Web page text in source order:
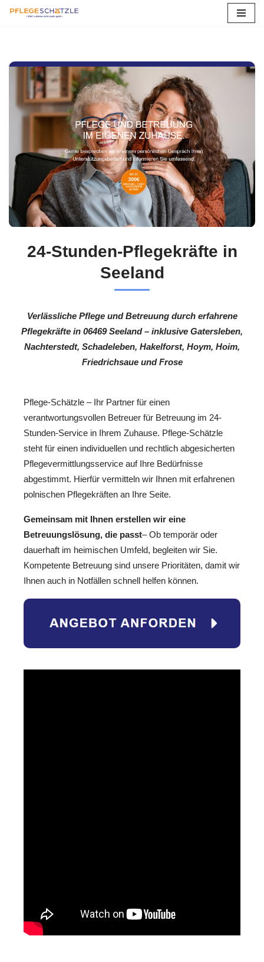
springen
24-Stunden-Pflegekräfte in
Seeland
Verlässliche Pflege und Betreuung durch erfahrene
Pflegekräfte in 06469 Seeland – inklusive Gatersleben,
Nachterstedt, Schadeleben, Hakelforst, Hoym, Hoim,
Friedrichsaue und Frose
Pflege-Schätzle – Ihr Partner für einen
verantwortungsvollen Betreuer für Betreuung im 24-
Stunden-Service in Ihrem Zuhause. Pflege-Schätzle
steht für einen individuellen und rechtlich abgesicherten
Pflegevermittlungsservice auf Ihre Bedürfnisse
abgestimmt. Hierfür vermitteln wir Ihnen mit erfahrenen
polnischen Pflegekräften an Ihre Seite.
Gemeinsam mit Ihnen erstellen wir eine
Betreuungslösung, die passt– Ob temporär oder
dauerhaft im heimischen Umfeld, begleiten wir Sie.
Kompetente Betreuung sind unsere Prioritäten, damit wir
Ihnen auch in Notfällen schnell helfen können.